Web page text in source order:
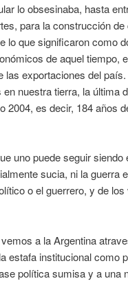
lo obsesinaba, hasta
para la construcción
lo que significaron como
de aquel tiempo,
las exportaciones del
nuestra tierra, la última
2004, es decir, 184 años
uno puede seguir
sucia, ni la guerra
o el guerrero, y de
a la Argentina
estafa institucional como
política sumisa y a una